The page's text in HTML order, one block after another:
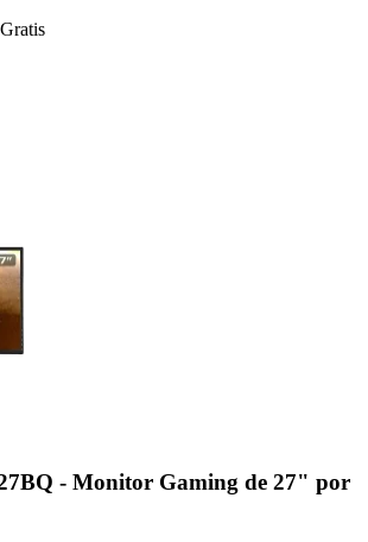
Gratis
- Monitor Gaming de 27" por